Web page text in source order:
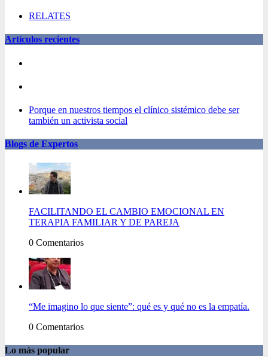
RELATES
Artículos recientes
Porque en nuestros tiempos el clínico sistémico debe ser
también un activista social
Blogs de Expertos
FACILITANDO EL CAMBIO EMOCIONAL EN
TERAPIA FAMILIAR Y DE PAREJA
0 Comentarios
“Me imagino lo que siente”: qué es y qué no es la empatía.
0 Comentarios
Lo más popular